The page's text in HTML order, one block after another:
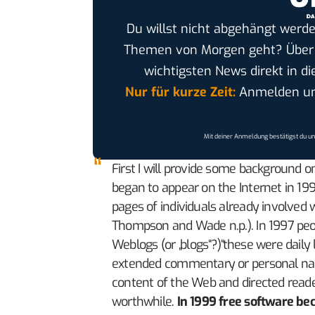
Du willst nicht abgehängt
Themen von Morgen geht?
wichtigsten News direkt in
Nur für kurze Zeit:Anmelden
Mit deiner Anmeldung bestätigst du
First I will provide some background
began to appear on the Internet in
pages of individuals already
Thompson and Wade n.p.). In 1997
Weblogs (or „blogs“?)“these
extended commentary or personal
content of the Web and directed
worthwhile. In 1999 free software